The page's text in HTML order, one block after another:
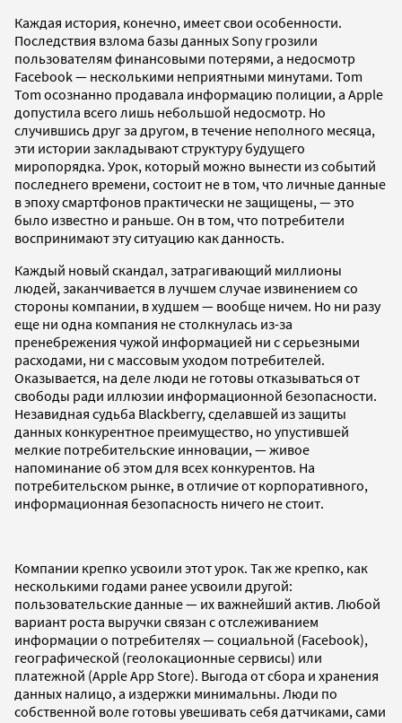
Каждая история, конечно, имеет свои особенности.
Последствия взлома базы данных Sony грозили
пользователям финансовыми потерями, а недосмотр
Facebook — несколькими неприятными минутами. Tom
Tom осознанно продавала информацию полиции, а Apple
допустила всего лишь небольшой недосмотр. Но
случившись друг за другом, в течение неполного месяца,
эти истории закладывают структуру будущего
миропорядка. Урок, который можно вынести из событий
последнего времени, состоит не в том, что личные данные
в эпоху смартфонов практически не защищены, — это
было известно и раньше. Он в том, что потребители
воспринимают эту ситуацию как данность.
Каждый новый скандал, затрагивающий миллионы
людей, заканчивается в лучшем случае извинением со
стороны компании, в худшем — вообще ничем. Но ни разу
еще ни одна компания не столкнулась из-за
пренебрежения чужой информацией ни с серьезными
расходами, ни с массовым уходом потребителей.
Оказывается, на деле люди не готовы отказываться от
свободы ради иллюзии информационной безопасности.
Незавидная судьба Blackberry, сделавшей из защиты
данных конкурентное преимущество, но упустившей
мелкие потребительские инновации, — живое
напоминание об этом для всех конкурентов. На
потребительском рынке, в отличие от корпоративного,
информационная безопасность ничего не стоит.
Компании крепко усвоили этот урок. Так же крепко, как
несколькими годами ранее усвоили другой:
пользовательские данные — их важнейший актив. Любой
вариант роста выручки связан с отслеживанием
информации о потребителях — социальной (Facebook),
географической (геолокационные сервисы) или
платежной (Apple App Store). Выгода от сбора и хранения
данных налицо, а издержки минимальны. Люди по
собственной воле готовы увешивать себя датчиками, сами